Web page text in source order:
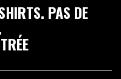
PAS DE